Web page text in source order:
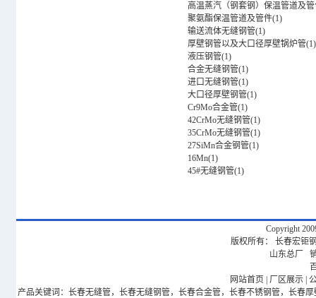
高温蒸汽（钢套钢）保温管道及管
聚氨酯保温管道及管件(1)
输送流体无缝钢管(1)
厚壁钢管以及大口径厚壁锅炉管(1)
液压钢管(1)
合金无缝钢管(1)
进口无缝钢管(1)
大口径厚壁钢管(1)
Cr9Mo合金管(1)
42CrMo无缝钢管(1)
35CrMo无缝钢管(1)
27SiMn合金钢管(1)
16Mn(1)
45#无缝钢管(1)
Copyright
版权所有： 长春宏钜
山东总厂
网站首页
厂区展示
产品关键词：长春无缝管，长春无缝钢管，长春合金管，长春不锈钢管，长春